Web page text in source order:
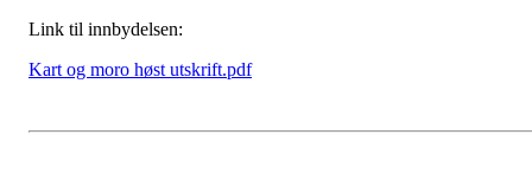
Link til innbydelsen:
Kart og moro høst utskrift.pdf